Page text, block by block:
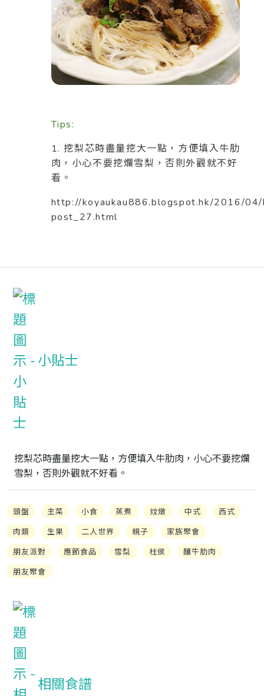
Tips:
1. 挖梨芯時盡量挖大一點，方便填入牛肋
肉，小心不要挖爛雪梨，否則外觀就不好
看。
http://koyaukau886.blogspot.hk/2016/
post_27.html
小貼士
挖梨芯時盡量挖大一點，方便填入牛肋肉，小心不要挖爛
雪梨，否則外觀就不好看。
頭盤 主菜 小食 蒸煮 炆燉 中式
西式
肉類
生果 二人世界 親子
家族聚會
朋友派對
應節食品 雪梨 柱侯
釀牛肋肉
朋友聚會
相關食譜